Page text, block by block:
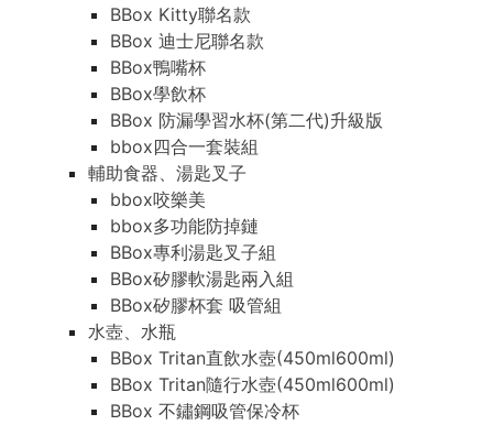
BBox Kitty聯名款
BBox 迪士尼聯名款
BBox鴨嘴杯
BBox學飲杯
BBox 防漏學習水杯(第二代)升級版
bbox四合一套裝組
輔助食器、湯匙叉子
bbox咬樂美
bbox多功能防掉鏈
BBox專利湯匙叉子組
BBox矽膠軟湯匙兩入組
BBox矽膠杯套 吸管組
水壺、水瓶
BBox Tritan直飲水壺(450ml600ml)
BBox Tritan隨行水壺(450ml600ml)
BBox 不鏽鋼吸管保冷杯